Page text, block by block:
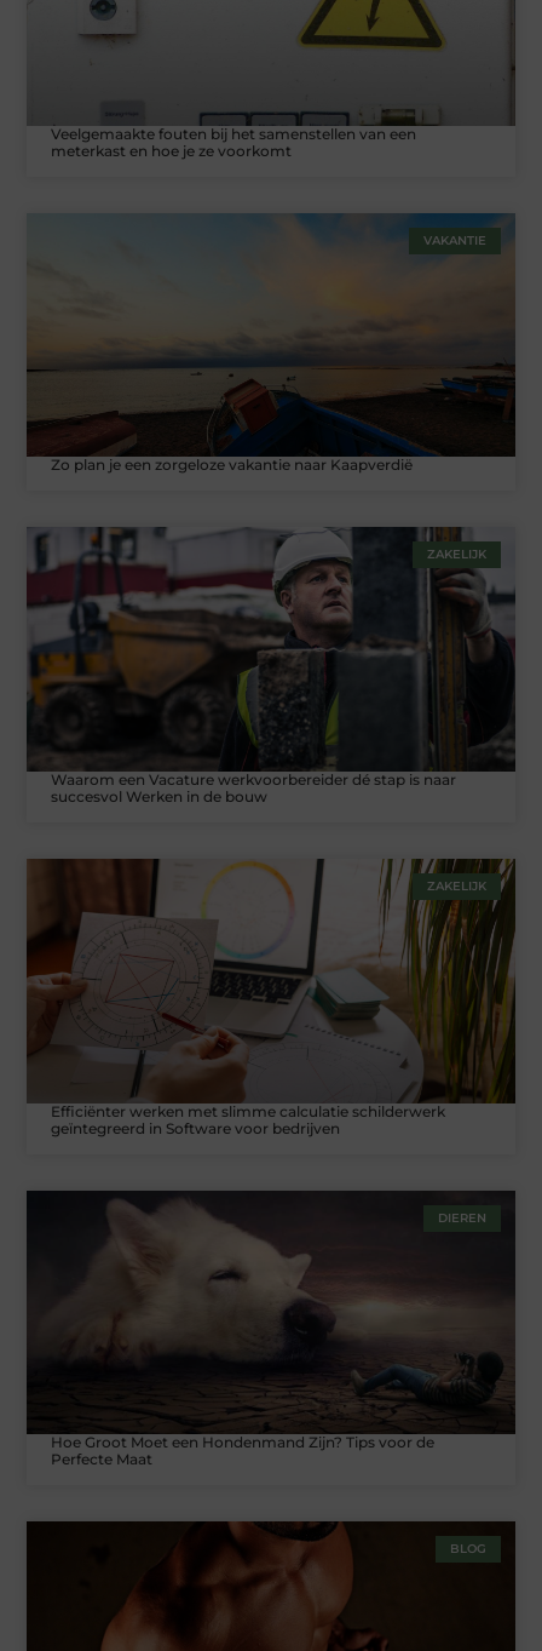
Veelgemaakte fouten bij het samenstellen van een
meterkast en hoe je ze voorkomt
VAKANTIE
Zo plan je een zorgeloze vakantie naar Kaapverdië
ZAKELIJK
Waarom een Vacature werkvoorbereider dé stap is naar
succesvol Werken in de bouw
ZAKELIJK
Efficiënter werken met slimme calculatie schilderwerk
geïntegreerd in Software voor bedrijven
DIEREN
Hoe Groot Moet een Hondenmand Zijn? Tips voor de
Perfecte Maat
BLOG